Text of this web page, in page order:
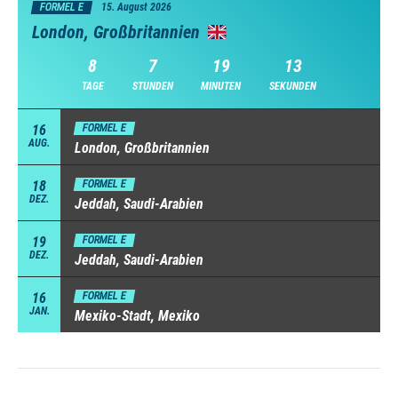
FORMEL E 15. August 2026
London, Großbritannien
8
TAGE
7
STUNDEN
19
MINUTEN
12
SEKUNDEN
16
AUG.
FORMEL E
London, Großbritannien
18
DEZ.
FORMEL E
Jeddah, Saudi-Arabien
19
DEZ.
FORMEL E
Jeddah, Saudi-Arabien
16
JAN.
FORMEL E
Mexiko-Stadt, Mexiko